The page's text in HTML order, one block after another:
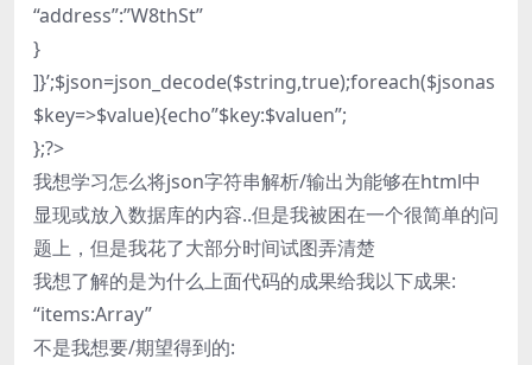
“address”:”W8thSt”
}
]}’;$json=json_decode($string,true);foreach($jsonas
$key=>$value){echo”$key:$valuen”;
};?>
我想学习怎么将json字符串解析/输出为能够在html中
显现或放入数据库的内容..但是我被困在一个很简单的问
题上，但是我花了大部分时间试图弄清楚
我想了解的是为什么上面代码的成果给我以下成果:
“items:Array”
不是我想要/期望得到的: